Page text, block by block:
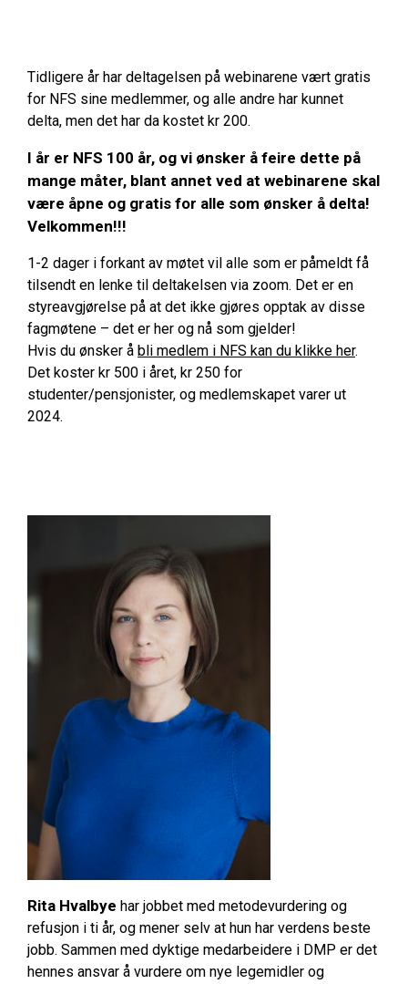
Tidligere år har deltagelsen på webinarene vært gratis
for NFS sine medlemmer, og alle andre har kunnet
delta, men det har da kostet kr 200.
I år er NFS 100 år, og vi ønsker å feire dette på
mange måter, blant annet ved at webinarene skal
være åpne og gratis for alle som ønsker å delta!
Velkommen!!!
1-2 dager i forkant av møtet vil alle som er påmeldt få
tilsendt en lenke til deltakelsen via zoom. Det er en
styreavgjørelse på at det ikke gjøres opptak av disse
fagmøtene – det er her og nå som gjelder!
Hvis du ønsker å bli medlem i NFS kan du klikke her.
Det koster kr 500 i året, kr 250 for
studenter/pensjonister, og medlemskapet varer ut
2024.
Rita Hvalbye har jobbet med metodevurdering og
refusjon i ti år, og mener selv at hun har verdens beste
jobb. Sammen med dyktige medarbeidere i DMP er det
hennes ansvar å vurdere om nye legemidler og